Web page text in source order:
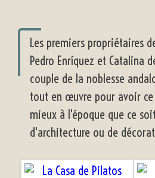
Les premiers propriétaires
Pedro Enríquez et Catalina
couple de la noblesse
tout en œuvre pour avoir
mieux à l'époque que ce
d'architecture ou de